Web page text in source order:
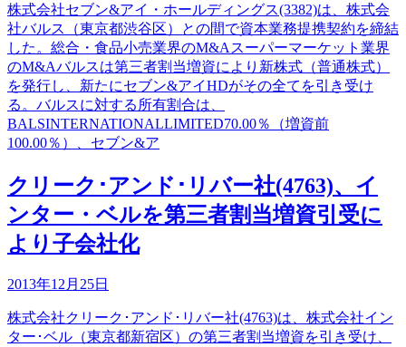
株式会社セブン&アイ・ホールディングス(3382)は、株式会
社バルス（東京都渋谷区）との間で資本業務提携契約を締結
した。総合・食品小売業界のM&Aスーパーマーケット業界
のM&Aバルスは第三者割当増資により新株式（普通株式）
を発行し、新たにセブン&アイHDがその全てを引き受け
る。バルスに対する所有割合は、
BALSINTERNATIONALLIMITED70.00％（増資前
100.00％）、セブン&ア
クリーク･アンド･リバー社(4763)、イ
ンター・ベルを第三者割当増資引受に
より子会社化
2013年12月25日
株式会社クリーク･アンド･リバー社(4763)は、株式会社イン
ター･ベル（東京都新宿区）の第三者割当増資を引き受け、